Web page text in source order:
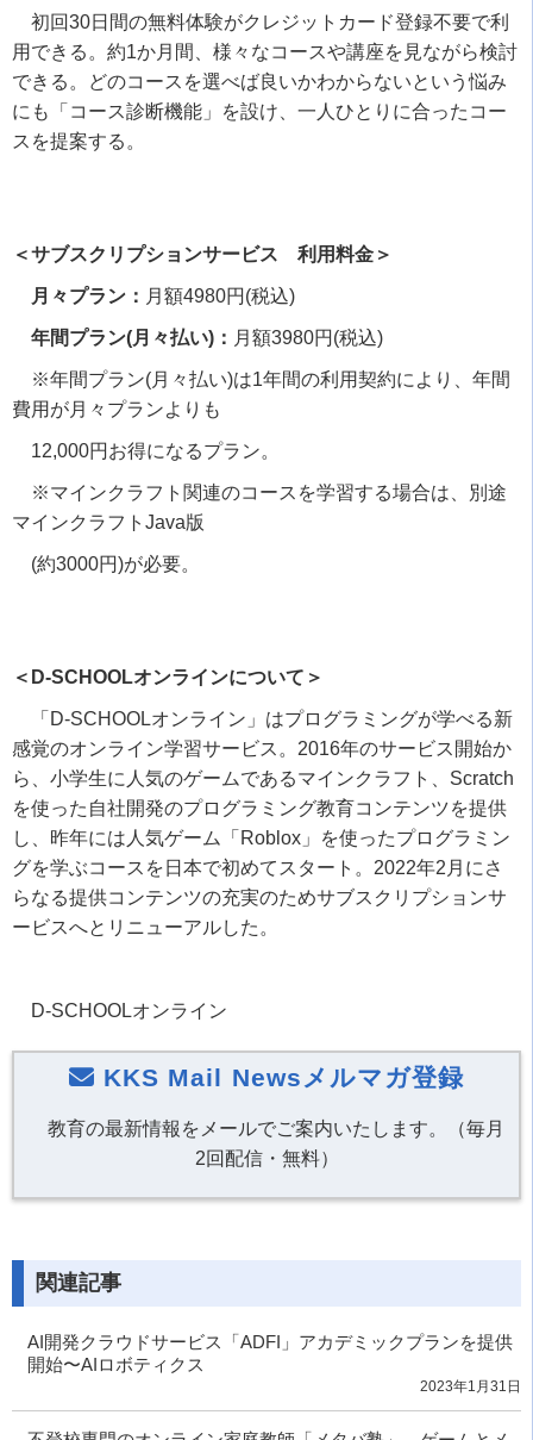
初回30日間の無料体験がクレジットカード登録不要で利
用できる。約1か月間、様々なコースや講座を見ながら検討
できる。どのコースを選べば良いかわからないという悩み
にも「コース診断機能」を設け、一人ひとりに合ったコー
スを提案する。
＜サブスクリプションサービス 利用料金＞
月々プラン： 月額4980円 (税込)
年間プラン(月々払い)： 月額3980円 (税込)
※年間プラン(月々払い)は1年間の利用契約により、年間
費用が月々プランよりも
12,000円お得になるプラン。
※マインクラフト関連のコースを学習する場合は、別途
マインクラフト Java版
(約3000円)が必要。
＜D-SCHOOLオンラインについて＞
「 D-SCHOOLオンライン」はプログラミングが学べる新
感覚のオンライン学習サービス。 2016年のサービス開始か
ら、小学生に人気のゲームであるマインクラフト、 Scratch
を使った自社開発のプログラミング教育コンテンツを提供
し、昨年には人気ゲーム「 Roblox 」を使ったプログラミン
グを学ぶコースを日本で初めてスタート。 2022年2 月にさ
らなる提供コンテンツの充実のためサブスクリプションサ
ービスへとリニューアルした。
D-SCHOOLオンライン
KKS Mail Newsメルマガ登録
教育の最新情報をメールでご案内いたします。（毎月
2回配信・無料）
関連記事
AI開発クラウドサービス「ADFI」アカデミックプランを提供
開始〜AIロボティクス
2023年1月31日